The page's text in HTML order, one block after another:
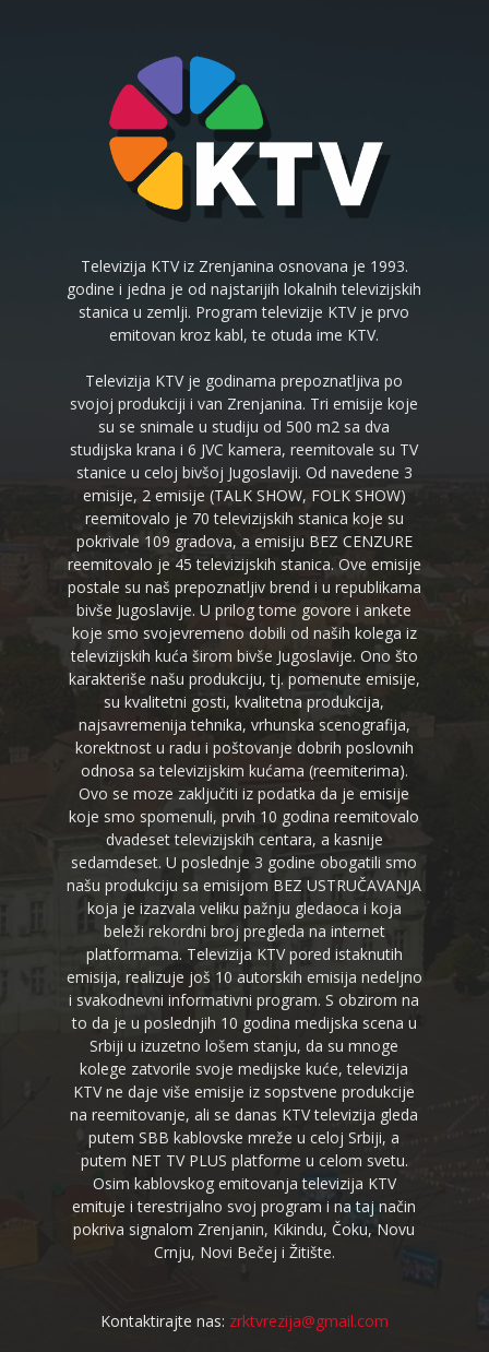
Televizija KTV iz Zrenjanina osnovana je 1993.
godine i jedna je od najstarijih lokalnih televizijskih
stanica u zemlji. Program televizije KTV je prvo
emitovan kroz kabl, te otuda ime KTV.
Televizija KTV je godinama prepoznatljiva po
svojoj produkciji i van Zrenjanina. Tri emisije koje
su se snimale u studiju od 500 m2 sa dva
studijska krana i 6 JVC kamera, reemitovale su TV
stanice u celoj bivšoj Jugoslaviji. Od navedene 3
emisije, 2 emisije (TALK SHOW, FOLK SHOW)
reemitovalo je 70 televizijskih stanica koje su
pokrivale 109 gradova, a emisiju BEZ CENZURE
reemitovalo je 45 televizijskih stanica. Ove emisije
postale su naš prepoznatljiv brend i u republikama
bivše Jugoslavije. U prilog tome govore i ankete
koje smo svojevremeno dobili od naših kolega iz
televizijskih kuća širom bivše Jugoslavije. Ono što
karakteriše našu produkciju, tj. pomenute emisije,
su kvalitetni gosti, kvalitetna produkcija,
najsavremenija tehnika, vrhunska scenografija,
korektnost u radu i poštovanje dobrih poslovnih
odnosa sa televizijskim kućama (reemiterima).
Ovo se moze zaključiti iz podatka da je emisije
koje smo spomenuli, prvih 10 godina reemitovalo
dvadeset televizijskih centara, a kasnije
sedamdeset. U poslednje 3 godine obogatili smo
našu produkciju sa emisijom BEZ USTRUČAVANJA
koja je izazvala veliku pažnju gledaoca i koja
beleži rekordni broj pregleda na internet
platformama. Televizija KTV pored istaknutih
emisija, realizuje još 10 autorskih emisija nedeljno
i svakodnevni informativni program. S obzirom na
to da je u poslednjih 10 godina medijska scena u
Srbiji u izuzetno lošem stanju, da su mnoge
kolege zatvorile svoje medijske kuće, televizija
KTV ne daje više emisije iz sopstvene produkcije
na reemitovanje, ali se danas KTV televizija gleda
putem SBB kablovske mreže u celoj Srbiji, a
putem NET TV PLUS platforme u celom svetu.
Osim kablovskog emitovanja televizija KTV
emituje i terestrijalno svoj program i na taj način
pokriva signalom Zrenjanin, Kikindu, Čoku, Novu
Crnju, Novi Bečej i Žitište.
Kontaktirajte nas: zrktvrezija@gmail.com